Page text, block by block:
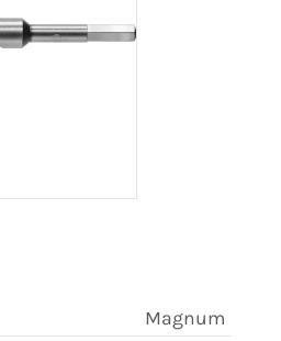
Magnum